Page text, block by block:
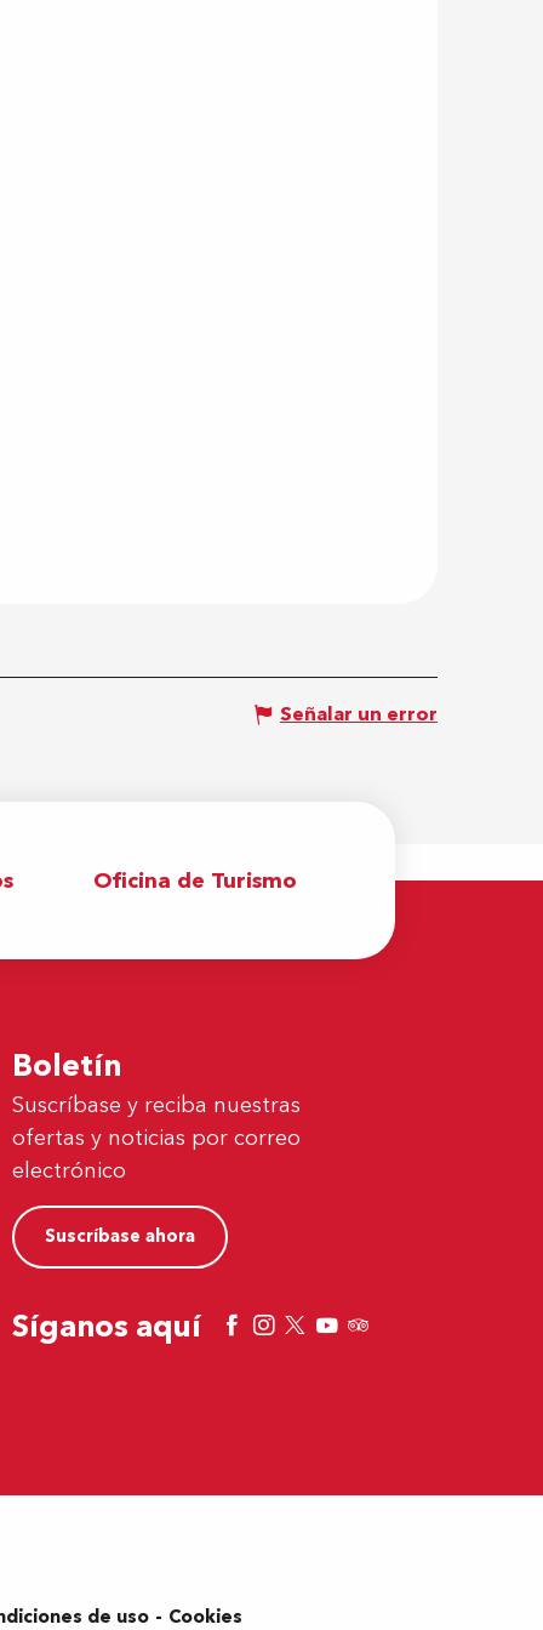
Señalar un error
Oficina de Turismo
Boletín
Suscríbase y reciba nuestras
ofertas y noticias por correo
electrónico
Suscríbase ahora
Síganos aquí
de uso Cookies